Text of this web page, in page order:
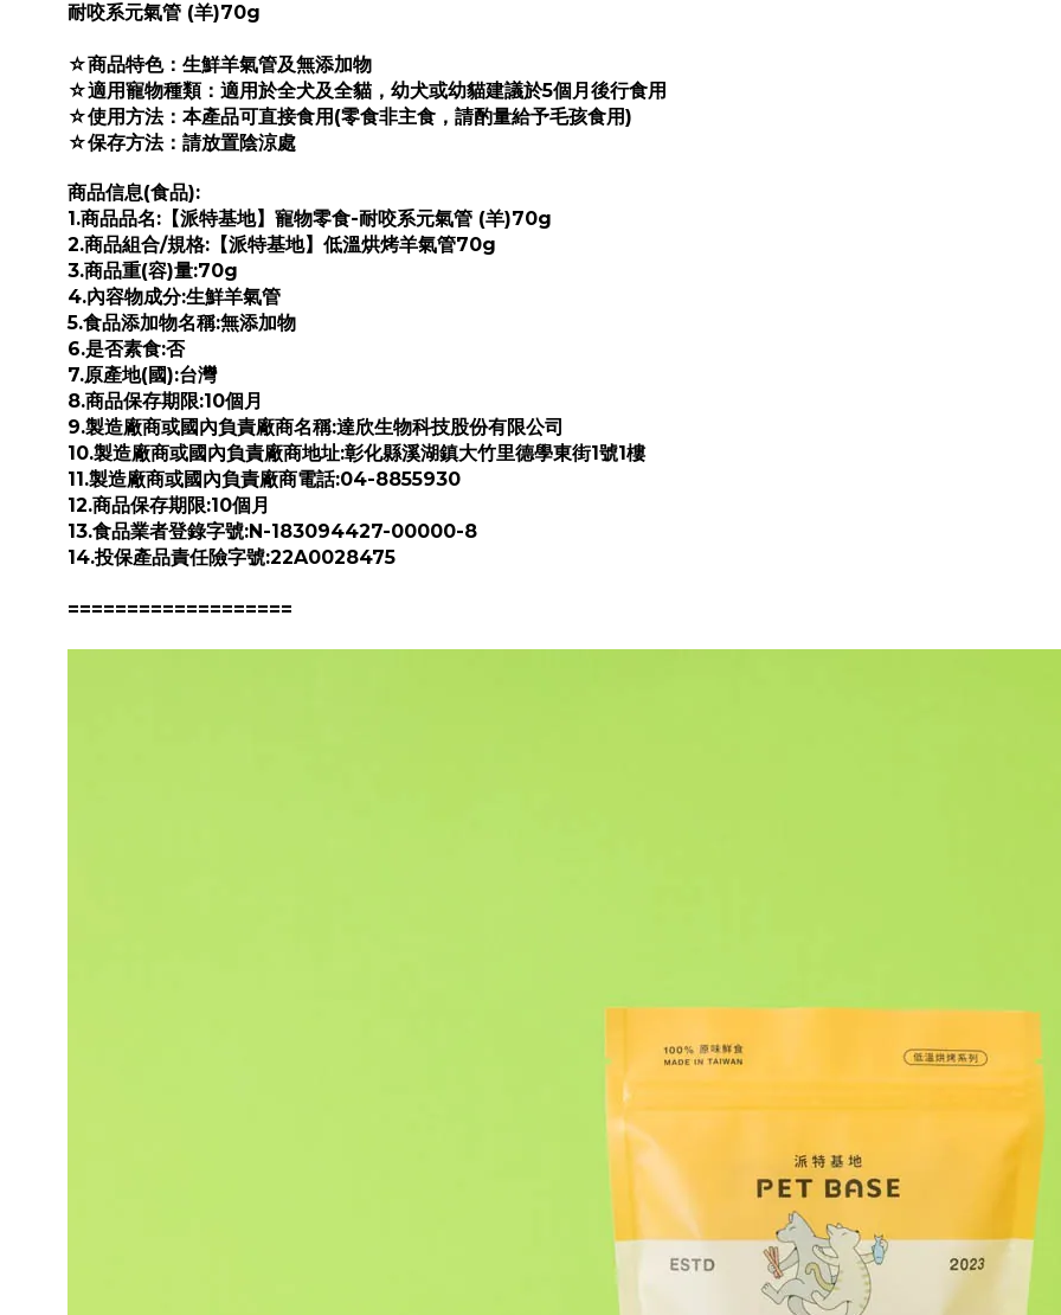
耐咬系元氣管 (羊)70g
☆商品特色：生鮮羊氣管及無添加物
☆適用寵物種類：適用於全犬及全貓，幼犬或幼貓建議於5個月後行食用
☆使用方法：本產品可直接食用(零食非主食，請酌量給予毛孩食用)
☆保存方法：請放置陰涼處
商品信息(食品):
1.商品品名:【派特基地】 寵物零食-耐咬系元氣管 (羊)70g
2.商品組合/規格:【派特基地】低溫烘烤羊氣管70g
3.商品重(容)量:70g
4.內容物成分:生鮮羊氣管
5.食品添加物名稱:無添加物
6.是否素食:否
7.原產地(國):台灣
8.商品保存期限:10個月
9.製造廠商或國內負責廠商名稱:達欣生物科技股份有限公司
10.製造廠商或國內負責廠商地址:彰化縣溪湖鎮大竹里德學東街1號1樓
11.製造廠商或國內負責廠商電話:04-8855930
12.商品保存期限:10個月
13.食品業者登錄字號:N-183094427-00000-8
14.投保產品責任險字號:22A0028475
===================